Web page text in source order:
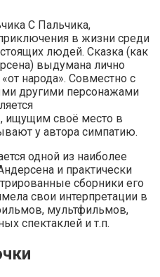
С Пальчика,
в жизни среди
людей. Сказка (как
выдумана лично
народа». Совместно с
другими персонажами
ищущим своё место в
у автора симпатию.
одной из наиболее
и практически
сборники его
свои интерпретации в
мультфильмов,
спектаклей и т.п.